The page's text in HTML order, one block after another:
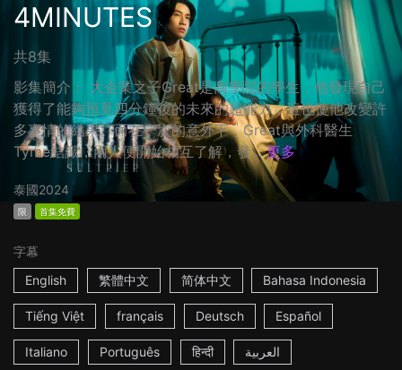
4MINUTES
共8集
影集簡介： 大企業之子Great是商學院的學生，他發現自己
獲得了能夠預見四分鐘後的未來的超能力，這也使他改變許
多事情的結果。而在一次的意外下，Great與外科醫生
Tyme結識，兩人便開始相互了解，發... 更多
泰國2024
限 首集免費
字幕
English
繁體中文 简体中文 Bahasa Indonesia
Tiếng Việt français Deutsch Español
Italiano Português हिन्दी العربية